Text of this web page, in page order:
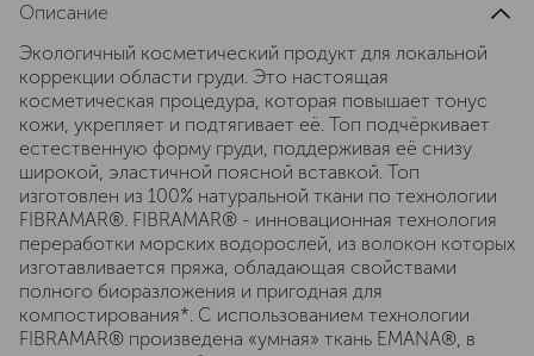
Описание
Экологичный косметический продукт для локальной
коррекции области груди. Это настоящая
косметическая процедура, которая повышает тонус
кожи, укрепляет и подтягивает её. Топ подчёркивает
естественную форму груди, поддерживая её снизу
широкой, эластичной поясной вставкой. Топ
изготовлен из 100% натуральной ткани по технологии
FIBRAMAR®. FIBRAMAR® - инновационная технология
переработки морских водорослей, из волокон которых
изготавливается пряжа, обладающая свойствами
полного биоразложения и пригодная для
компостирования*. С использованием технологии
FIBRAMAR® произведена «умная» ткань EMANA®, в